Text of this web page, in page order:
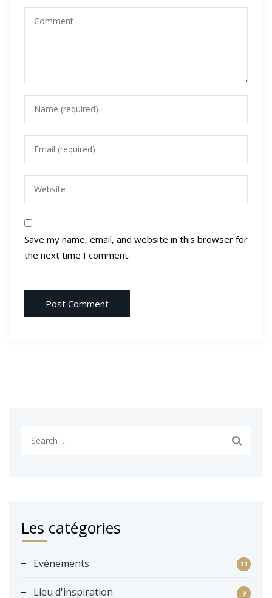
Save my name, email, and website in this browser for
the next time I comment.
o
r
Les catégories
Evénements 11
Lieu d'inspiration 9